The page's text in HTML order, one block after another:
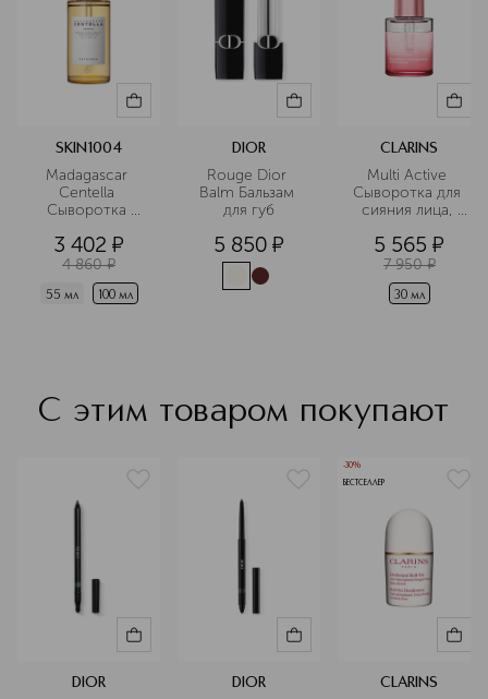
SKIN1004
Madagascar
Centella
Сыворотка
для кожи лица
с центеллой
3 402 ¤
4 860 ¤
55 мл 100 мл
DIOR
Rouge Dior
Balm Бальзам
для губ
5 850 ¤
CLARINS
Multi Active
Сыворотка для
сияния лица,
5 565 ¤
7 950 ¤
30 мл
С этим товаром покупают
DIOR DIOR
-30%
БЕСТСЕЛЛЕР
CLARINS